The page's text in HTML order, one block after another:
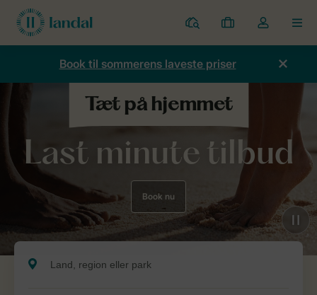
Parker
Mine
bookinger
Toggle
the
Book til sommerens laveste priser
Last minute tilbud
Book nu